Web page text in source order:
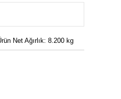
Net Ağırlık: 8.200 kg